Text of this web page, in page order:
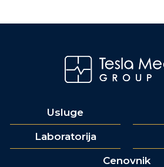
Usluge
Laboratorija
Cenovnik